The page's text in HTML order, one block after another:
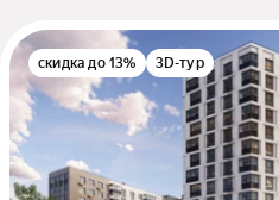
скидка до 13% 3D-тур